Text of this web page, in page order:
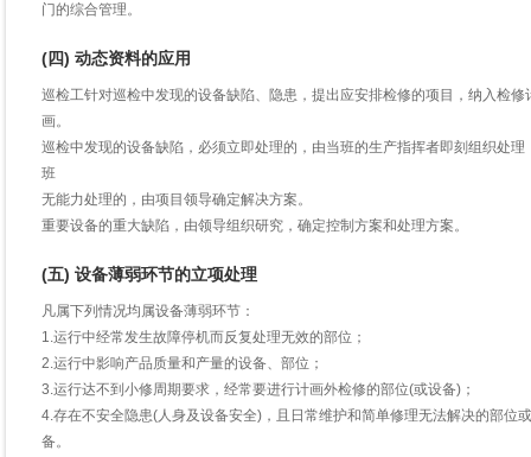
门的综合管理。
(四) 动态资料的应用
巡检工针对巡检中发现的设备缺陷、隐患，提出应安排检修的项目，纳入检修
画。
巡检中发现的设备缺陷，必须立即处理的，由当班的生产指挥者即刻组织处理
班
无能力处理的，由项目领导确定解决方案。
重要设备的重大缺陷，由领导组织研究，确定控制方案和处理方案。
(五) 设备薄弱环节的立项处理
凡属下列情况均属设备薄弱环节：
1.运行中经常发生故障停机而反复处理无效的部位；
2.运行中影响产品质量和产量的设备、部位；
3.运行达不到小修周期要求，经常要进行计画外检修的部位(或设备)；
4.存在不安全隐患(人身及设备安全)，且日常维护和简单修理无法解决的部位
备。